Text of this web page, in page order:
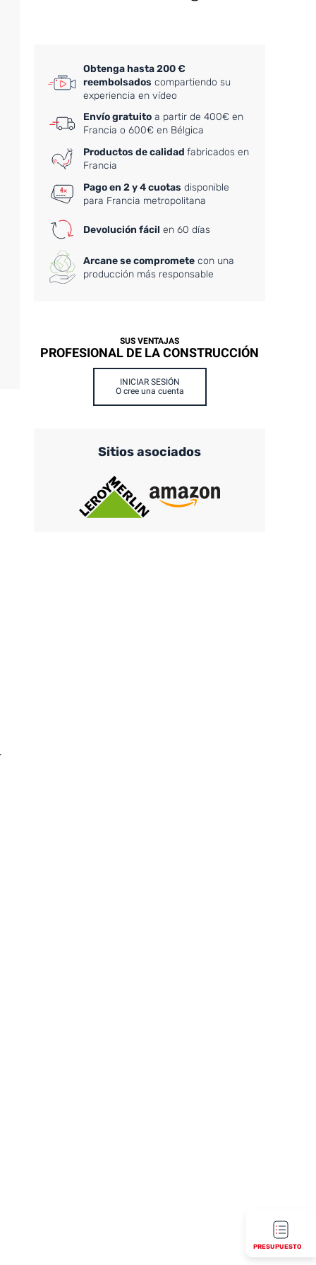
Obtenga hasta 200 €
reembolsados compartiendo su
experiencia en vídeo
Envío gratuito a partir de 400€ en
Francia o 600€ en Bélgica
Productos de calidadfabricados en
Francia
Pago en 2 y 4 cuotas disponible
para Francia metropolitana
Devolución fácil en 60 días
Arcane se compromete con una
producción más responsable
SUS VENTAJAS
PROFESIONAL DE LA CONSTRUCCIÓN
INICIAR SESIÓN
O cree una cuenta
Sitios asociados
PRESUPUESTO